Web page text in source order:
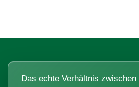
Das echte Verhältnis zwischen